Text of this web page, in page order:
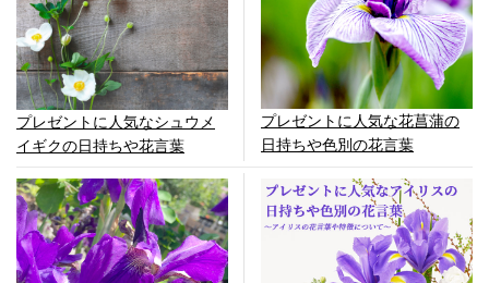
プレゼントに人気なシュウメ
イギクの日持ちや花言葉
プレゼントに人気な花菖蒲の
日持ちや色別の花言葉